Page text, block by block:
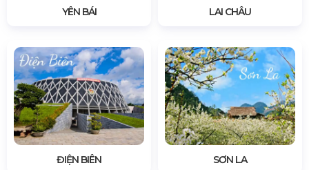
YÊN BÁI LAI CHÂU
ĐIỆN BIÊN SƠN LA